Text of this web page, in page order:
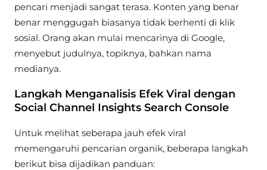
pencari menjadi sangat terasa. Konten yang benar
benar menggugah biasanya tidak berhenti di klik
sosial. Orang akan mulai mencarinya di Google,
menyebut judulnya, topiknya, bahkan nama
medianya.
Langkah Menganalisis Efek Viral dengan
Social Channel Insights Search Console
Untuk melihat seberapa jauh efek viral
memengaruhi pencarian organik, beberapa langkah
berikut bisa dijadikan panduan: